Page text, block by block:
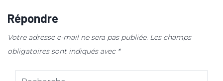
Répondre
Votre adresse e-mail ne sera pas publiée. Les champs
obligatoires sont indiqués avec *